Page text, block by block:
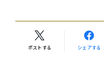
ポストする シェアする